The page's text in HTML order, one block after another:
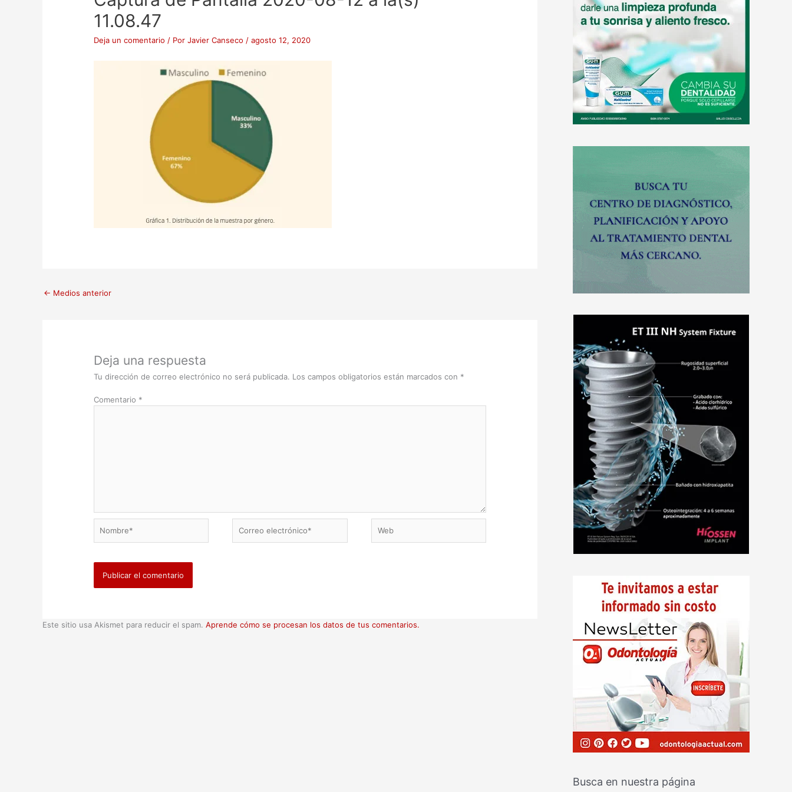
11.08.47
Deja un comentario / Por Javier Canseco / agosto 12, 2020
← Medios anterior
Deja una respuesta
Tu dirección de correo electrónico no será publicada. Los campos obligatorios están marcados con *
Comentario *
electrónico*
Este sitio usa Akismet para reducir el spam. Aprende cómo se procesan los datos de tus comentarios.
Busca en nuestra página